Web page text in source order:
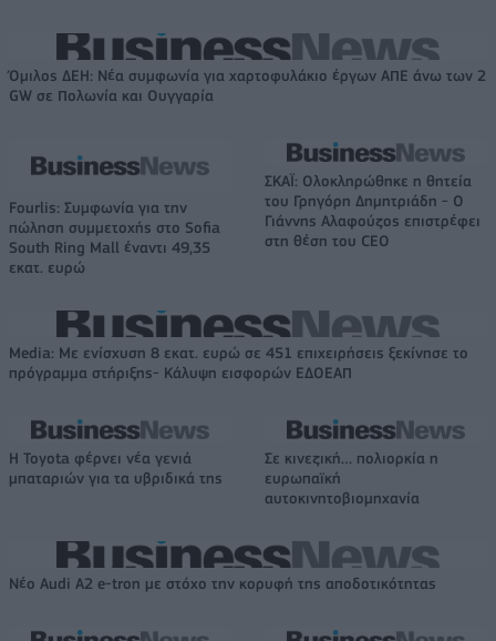
Όμιλος ΔΕΗ: Νέα συμφωνία για χαρτοφυλάκιο έργων ΑΠΕ άνω των 2
GW σε Πολωνία και Ουγγαρία
Fourlis: Συμφωνία για την
πώληση συμμετοχής στο Sofia
South Ring Mall έναντι 49,35
εκατ. ευρώ
ΣΚΑΪ: Ολοκληρώθηκε η θητεία
του Γρηγόρη Δημητριάδη - Ο
Γιάννης Αλαφούζος επιστρέφει
στη θέση του CEO
Media: Με ενίσχυση 8 εκατ. ευρώ σε 451 επιχειρήσεις ξεκίνησε το
πρόγραμμα στήριξης- Κάλυψη εισφορών ΕΔΟΕΑΠ
Η Toyota φέρνει νέα γενιά
μπαταριών για τα υβριδικά της
Σε κινεζική… πολιορκία η
ευρωπαϊκή
αυτοκινητοβιομηχανία
Νέο Audi A2 e-tron με στόχο την κορυφή της αποδοτικότητας